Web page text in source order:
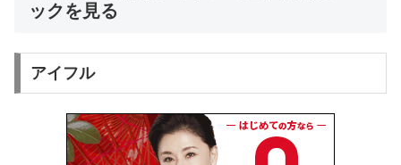
ックを見る
アイフル